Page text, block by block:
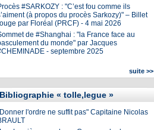
#SARKOZY : "C’est fou comme ils
(à propos du procès Sarkozy)" – Billet
par Floréal (PRCF) - 4 mai 2026
de #Shanghai : "la France face au
du monde" par Jacques
- septembre 2025
suite >>
« tolle,legue »
l'ordre ne suffit pas" Capitaine Nicolas